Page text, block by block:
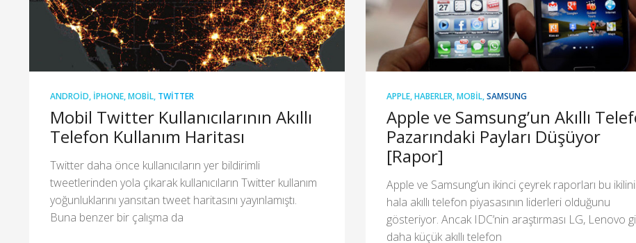
ANDROID, IPHONE,MOBIL, TWITTER
Mobil Twitter Kullanıcılarının Akıllı
Telefon Kullanım Haritası
Twitter daha önce kullanıcıların yer bildirimli
tweetlerinden yola çıkarak kullanıcıların Twitter kullanım
yoğunluklarını yansıtan tweet haritasını yayınlamıştı.
Buna benzer bir çalışma da
APPLE,HABERLER,MOBIL,SAMSUNG
Apple ve Samsung’un Akıllı
Pazarındaki Payları Düşüyor
[Rapor]
Apple ve Samsung’un ikinci çeyrek raporları bu
hala akıllı telefon piyasasının liderleri olduğunu
gösteriyor. Ancak IDC’nin araştırması LG, Lenovo
daha küçük akıllı telefon